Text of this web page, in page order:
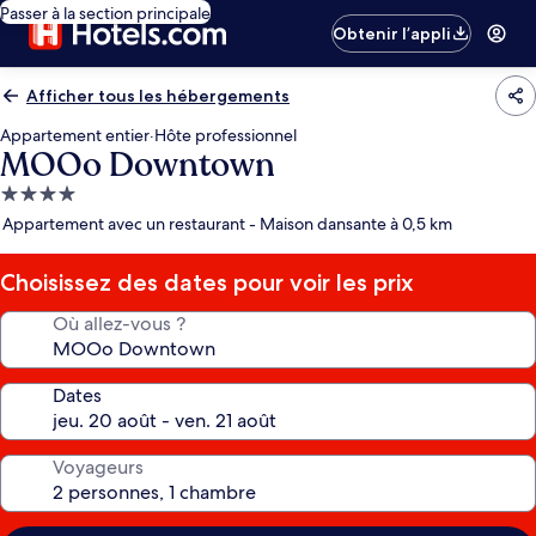
Passer à la section principale
Obtenir l’appli
Afficher tous les hébergements
Appartement entier·Hôte professionnel
MOOo Downtown
Hébergement
4.0 étoiles
Appartement avec un restaurant - Maison dansante à 0,5 km
Choisissez des dates pour voir les prix
Où allez-vous ?
Dates
Voyageurs